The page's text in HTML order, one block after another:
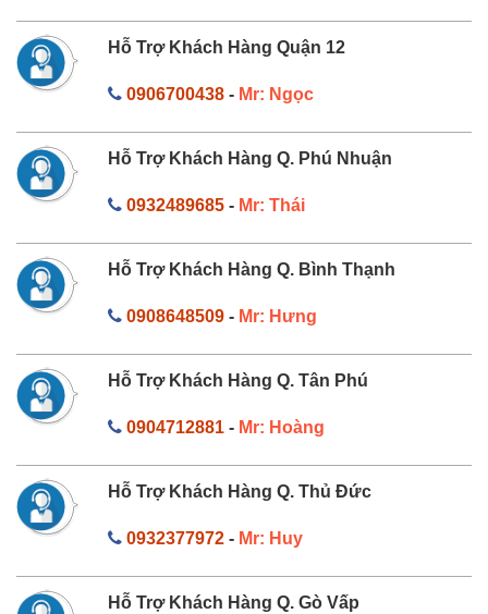
Hỗ Trợ Khách Hàng Quận 12
0906700438- Mr: Ngọc
Hỗ Trợ Khách Hàng Q. Phú Nhuận
0932489685- Mr: Thái
Hỗ Trợ Khách Hàng Q. Bình Thạnh
0908648509- Mr: Hưng
Hỗ Trợ Khách Hàng Q. Tân Phú
0904712881- Mr: Hoàng
Hỗ Trợ Khách Hàng Q. Thủ Đức
0932377972- Mr: Huy
Hỗ Trợ Khách Hàng Q. Gò Vấp